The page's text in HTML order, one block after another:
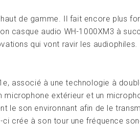
de gamme. Il fait encore plus
casque audio WH-1000XM3 à
qui vont ravir les audiophiles.
associé à une technologie à
microphone extérieur et un
le son environnant afin de le
crée à son tour une fréquence